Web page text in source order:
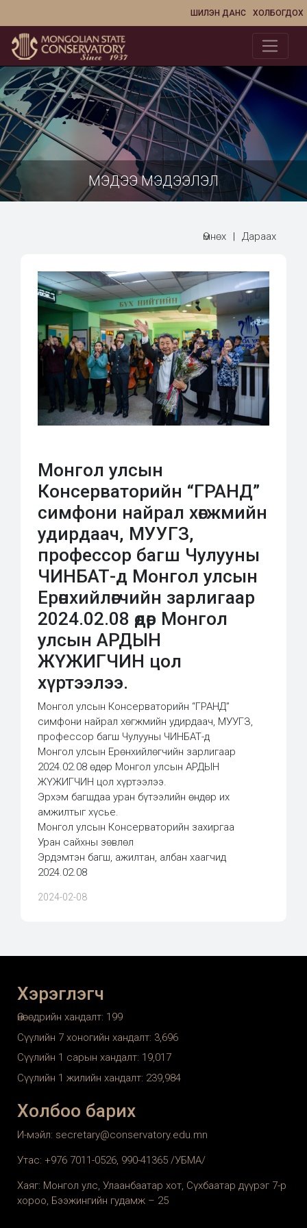
ХОЛБОГДОХ
ШИЛЭН ДАНС
МЭДЭЭ МЭДЭЭЛЭЛ
Өмнөх | Дараах
Монгол улсын
Консерваторийн “ГРАНД”
симфони найрал хөгжмийн
удирдаач, МУУГЗ,
профессор багш Чулууны
ЧИНБАТ-д Монгол улсын
Ерөнхийлөгчийн зарлигаар
2024.02.08 өдөр Монгол
улсын АРДЫН
ЖҮЖИГЧИН цол
хүртээлээ.
Монгол улсын Консерваторийн “ГРАНД”
симфони найрал хөгжмийн удирдаач, МУУГЗ,
профессор багш Чулууны ЧИНБАТ-д
Монгол улсын Ерөнхийлөгчийн зарлигаар
2024.02.08 өдөр Монгол улсын АРДЫН
ЖҮЖИГЧИН цол хүртээлээ.
Эрхэм багшдаа уран бүтээлийн өндөр их
амжилтыг хүсье.
Монгол улсын Консерваторийн захиргаа
Уран сайхны зөвлөл
Эрдэмтэн багш, ажилтан, албан хаагчид
2024.02.08
2024-02-08
Хэрэглэгч
Өнөөдрийн хандалт: 199
Сүүлийн 7 хоногийн хандалт: 3,696
Сүүлийн 1 сарын хандалт: 19,017
Сүүлийн 1 жилийн хандалт: 239,984
Холбоо барих
И-мэйл: secretary@conservatory.edu.mn
Утас: +976 7011-0526, 990-41365 /УБМА/
Хаяг: Монгол улс, Улаанбаатар хот, Сүхбаатар дүүрэг 7-р
хороо, Бээжингийн гудамж – 25